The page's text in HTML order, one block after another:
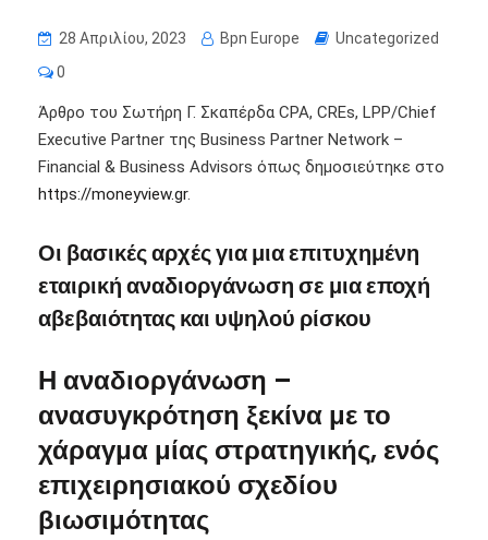
28 Απριλίου, 2023 Bpn Europe
Uncategorized
0
Άρθρο του Σωτήρη Γ. Σκαπέρδα CPA, CREs, LPP/Chief
Executive Partner της Business Partner Network –
Financial & Business Advisors όπως δημοσιεύτηκε στο
https://moneyview.gr.
Οι βασικές αρχές για μια επιτυχημένη
εταιρική αναδιοργάνωση σε μια εποχή
αβεβαιότητας και υψηλού ρίσκου
Η αναδιοργάνωση –
ανασυγκρότηση ξεκίνα με το
χάραγμα μίας στρατηγικής, ενός
επιχειρησιακού σχεδίου
βιωσιμότητας